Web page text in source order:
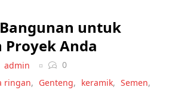
untuk
Proyek Anda
admin
0
ringan, Genteng, keramik, Semen,